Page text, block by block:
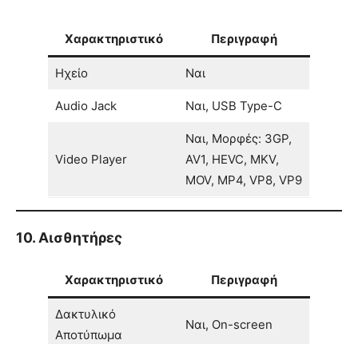
Χαρακτηριστικό Περιγραφή
Ηχείο Ναι
Audio Jack Ναι, USB Type-C
Video Player
Ναι, Μορφές: 3GP,
AV1, HEVC, MKV,
MOV, MP4, VP8, VP9
10. Αισθητήρες
Χαρακτηριστικό Περιγραφή
Δακτυλικό
Αποτύπωμα
Ναι, On-screen